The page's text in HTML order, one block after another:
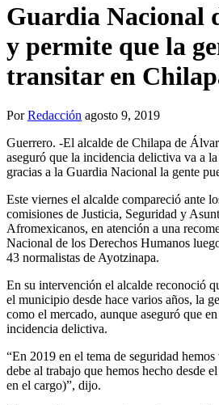
Guardia Nacional
y permite que la
transitar en
PorRedacción agosto 9, 2019
Guerrero. -El alcalde de Chilapa de
aseguró que la incidencia delictiva va a
gracias a la Guardia Nacional la gente
Este viernes el alcalde compareció ante
comisiones de Justicia, Seguridad y
Afromexicanos, en atención a una
Nacional de los Derechos Humanos
43 normalistas de Ayotzinapa.
En su intervención el alcalde reconoció
el municipio desde hace varios años, la
como el mercado, aunque aseguró que
incidencia delictiva.
“En 2019 en el tema de seguridad
debe al trabajo que hemos hecho desde
en el cargo)”, dijo.